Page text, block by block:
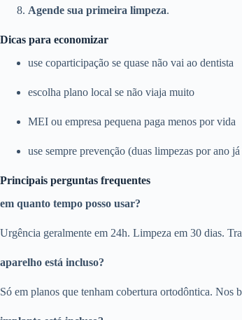
Agende sua primeira limpeza.
Dicas para economizar
use coparticipação se quase não vai ao dentista
escolha plano local se não viaja muito
MEI ou empresa pequena paga menos por vida
use sempre prevenção (duas limpezas por ano
Principais perguntas frequentes
em quanto tempo posso usar?
Urgência geralmente em 24h. Limpeza em 30 dias.
aparelho está incluso?
Só em planos que tenham cobertura ortodôntica. Nos